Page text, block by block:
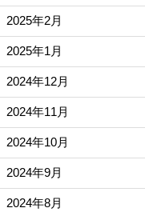
2025年2月
2025年1月
2024年12月
2024年11月
2024年10月
2024年9月
2024年8月